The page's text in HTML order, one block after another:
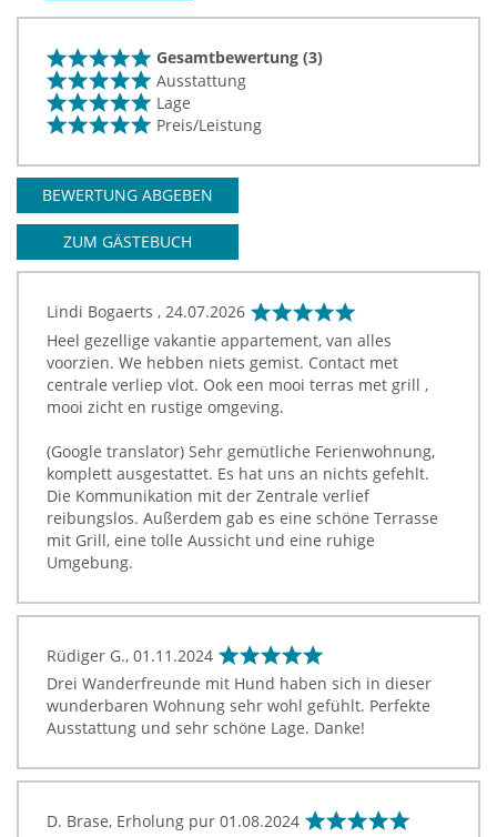
Gesamtbewertung (3)
Ausstattung
Lage
Preis/Leistung
BEWERTUNG ABGEBEN
ZUM GÄSTEBUCH
Lindi Bogaerts , 24.07.2026
Heel gezellige vakantie appartement, van alles
voorzien. We hebben niets gemist. Contact met
centrale verliep vlot. Ook een mooi terras met grill ,
mooi zicht en rustige omgeving.
(Google translator) Sehr gemütliche Ferienwohnung,
komplett ausgestattet. Es hat uns an nichts gefehlt.
Die Kommunikation mit der Zentrale verlief
reibungslos. Außerdem gab es eine schöne Terrasse
mit Grill, eine tolle Aussicht und eine ruhige
Umgebung.
Rüdiger G., 01.11.2024
Drei Wanderfreunde mit Hund haben sich in dieser
wunderbaren Wohnung sehr wohl gefühlt. Perfekte
Ausstattung und sehr schöne Lage. Danke!
D. Brase, Erholung pur 01.08.2024